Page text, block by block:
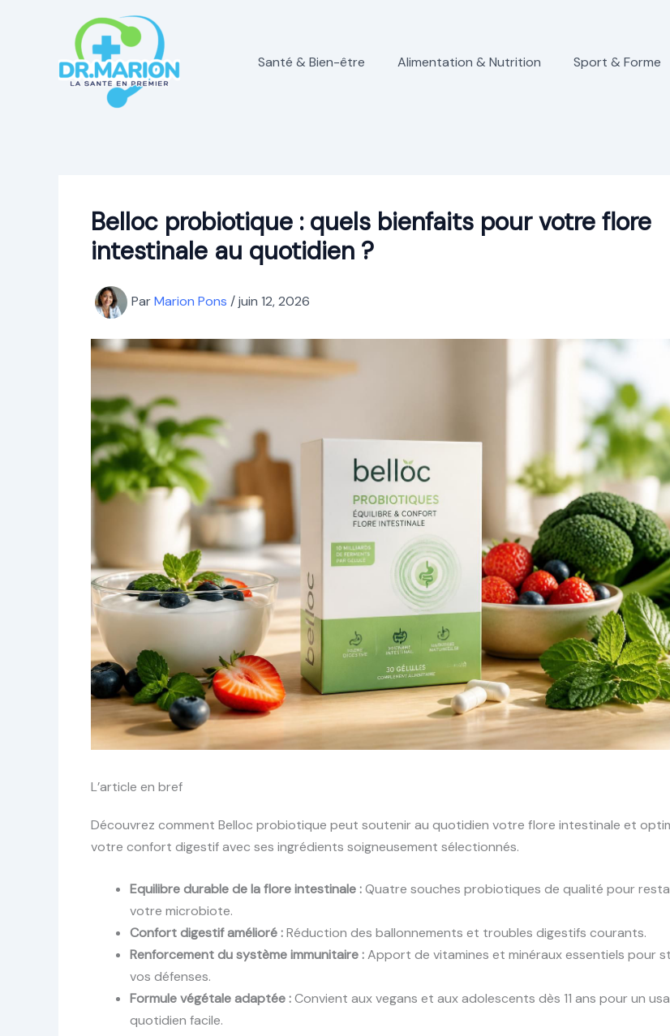
Santé & Bien-être Alimentation & Nutrition Sport & Forme
Belloc probiotique : quels bienfaits pour votre flore
intestinale au quotidien ?
ParMarion Pons /juin 12, 2026
L’article en bref
Découvrez comment Belloc probiotique peut soutenir au quotidien votre flore intestinale et
votre confort digestif avec ses ingrédients soigneusement sélectionnés.
Equilibre durable de la flore intestinale :Quatre souches probiotiques de qualité pour
votre microbiote.
Confort digestif amélioré :Réduction des ballonnements et troubles digestifs courants.
Renforcement du système immunitaire :Apport de vitamines et minéraux essentiels pour
vos défenses.
Formule végétale adaptée :Convient aux vegans et aux adolescents dès 11 ans pour un
quotidien facile.